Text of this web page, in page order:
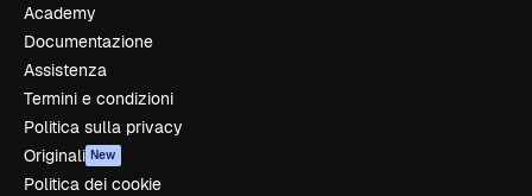
Academy
Documentazione
Assistenza
Termini e condizioni
Politica sulla privacy
Originali New
Politica dei cookie